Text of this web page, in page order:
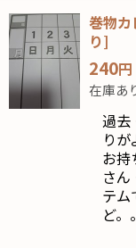
巻物
り]
240円
在庫あ
過去
り
お持
さん
テム
ど